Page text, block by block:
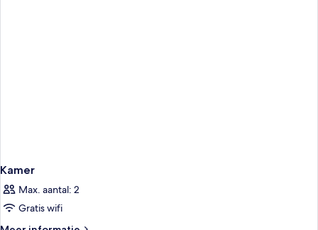
Kamer
Max. aantal: 2
Gratis wifi